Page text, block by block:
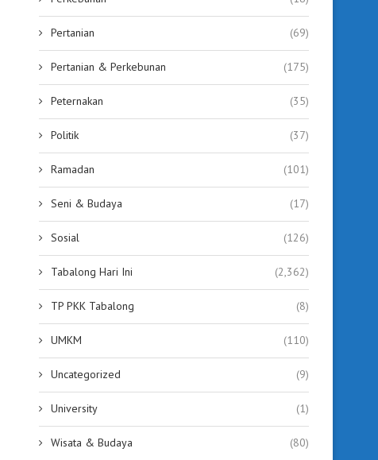
Pertanian (69)
Pertanian & Perkebunan (175)
Peternakan (35)
Politik (37)
Ramadan (101)
Seni & Budaya (17)
Sosial (126)
Tabalong Hari Ini (2,362)
TP PKK Tabalong (8)
UMKM (110)
Uncategorized (9)
University (1)
Wisata & Budaya (80)